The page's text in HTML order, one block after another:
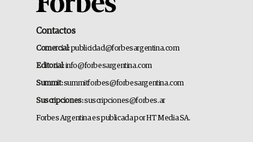
Contactos
Comercial:publicidad@forbesargentina.com
Editorial:info@forbesargentina.com
Summit:summitforbes@forbesargentina.com
Suscripciones:suscripciones@forbes.ar
Forbes Argentina es publicada por HT Media SA.